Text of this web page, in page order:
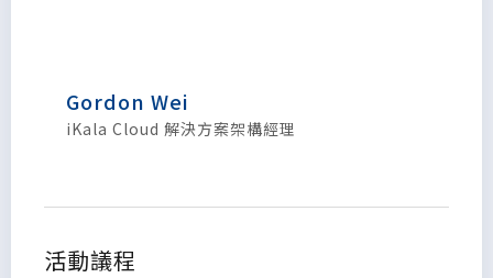
Gordon Wei
iKala Cloud 解決方案架構經理
活動議程